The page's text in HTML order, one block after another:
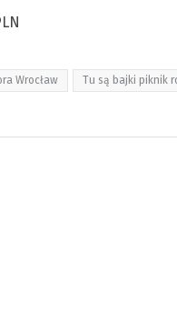
Wrocław Tu są bajki piknik